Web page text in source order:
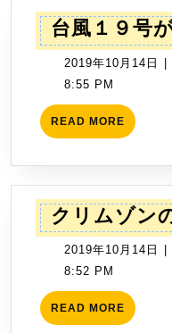
台風１９号
2019年10月14日 |
8:55 PM
READ MORE READ
MORE
クリムゾン
2019年10月14日
8:52 PM
READ MORE READ
MORE